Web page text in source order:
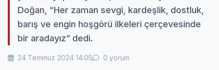
Doğan, “Her zaman sevgi, kardeşlik, dostluk,
barış ve engin hoşgörü ilkeleri çerçevesinde
bir aradayız” dedi.
24 Temmuz 2024 14:05 0 yorum